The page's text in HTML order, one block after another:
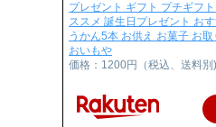
プレゼント ギフト プチギフ
ススメ 誕生日プレゼント お
うかん5本 お供え お菓子 お
おいもや
価格：1200円（税込、送料別)